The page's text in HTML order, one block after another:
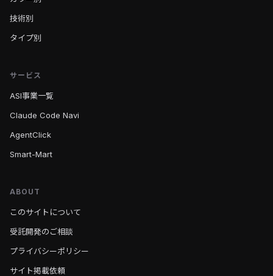
技術別
タイプ別
サービス
ASI事業一覧
Claude Code Navi
AgentClick
Smart-Mart
ABOUT
このサイトについて
受託開発のご相談
プライバシーポリシー
サイト掲載依頼